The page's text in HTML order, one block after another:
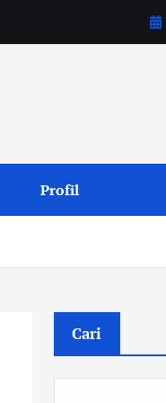
Profil
Cari